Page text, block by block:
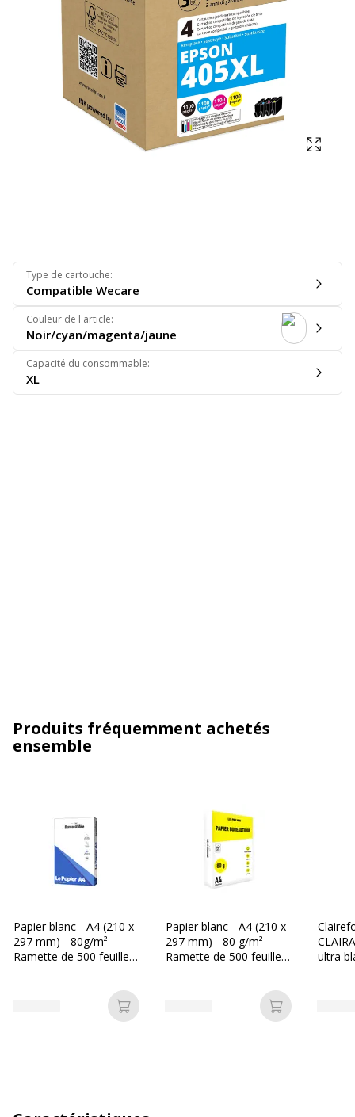
Type de cartouche:
Compatible Wecare
Couleur de l'article:
Noir/cyan/magenta/jaune
Capacité du consommable:
XL
Produits fréquemment achetés
ensemble
Papier blanc - A4 (210 x
297 mm) - 80g/m² -
Ramette de 500 feuilles
Ajouter au panier
Papier blanc - A4 (210 x
297 mm) - 80 g/m² -
Ramette de 500 feuilles
Ajouter au
ultra